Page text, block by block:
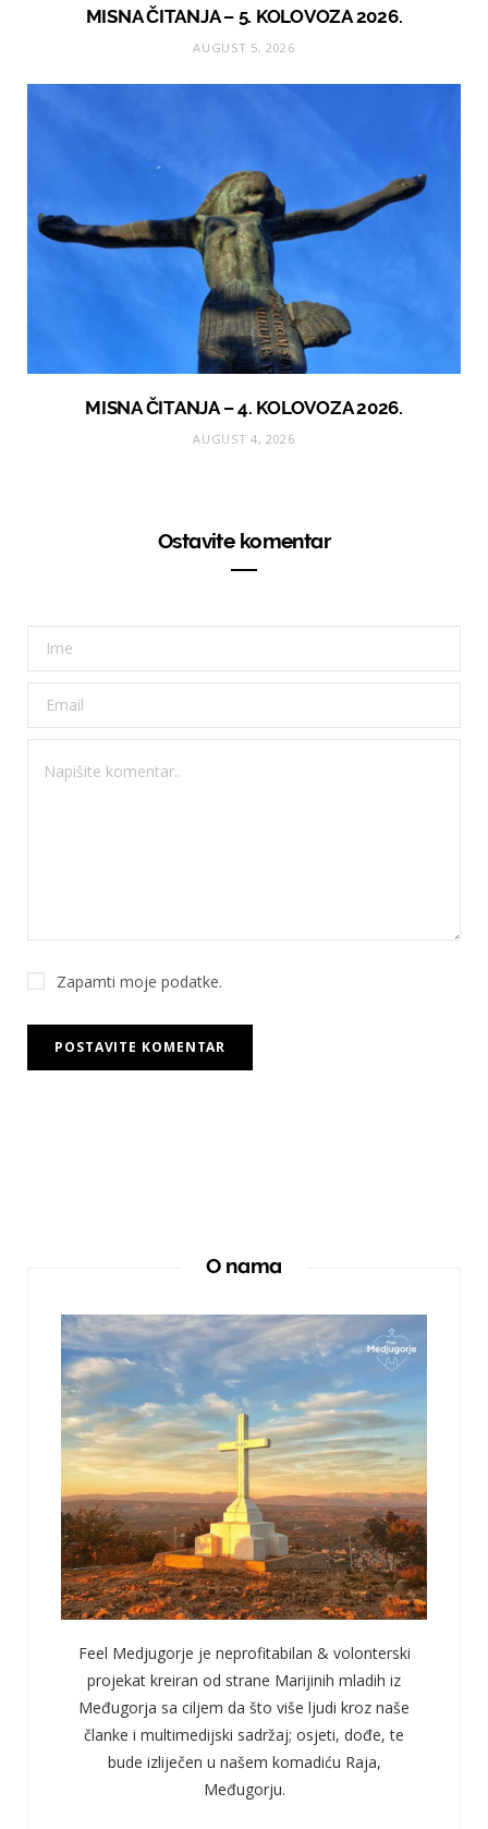
MISNA ČITANJA – 5. KOLOVOZA 2026.
AUGUST 5, 2026
MISNA ČITANJA – 4. KOLOVOZA 2026.
AUGUST 4, 2026
Ostavite komentar
Zapamti moje podatke.
O nama
Feel Medjugorje je neprofitabilan & volonterski
projekat kreiran od strane Marijinih mladih iz
Međugorja sa ciljem da što više ljudi kroz naše
članke i multimedijski sadržaj; osjeti, dođe, te
bude izliječen u našem komadiću Raja,
Međugorju.